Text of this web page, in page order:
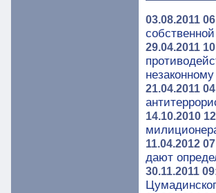
03.08.2011
29.04.2011
21.04.2011
14.10.2010
11.04.2012
дают
30.11.2011